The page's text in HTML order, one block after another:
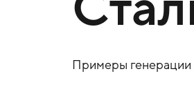
Примеры генерации